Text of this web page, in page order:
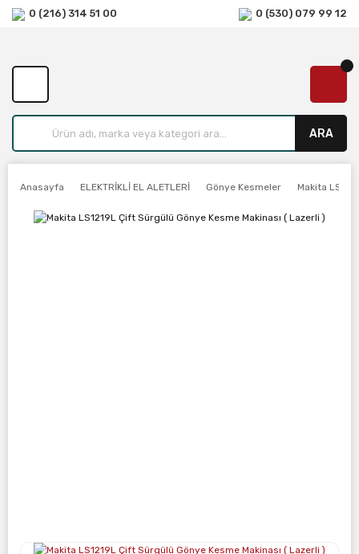
0 (216) 314 51 00 0 (530) 079 99 12
ARA
Anasayfa ELEKTRİKLİ EL ALETLERİ Gönye Kesmeler Makita